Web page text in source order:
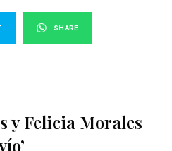
SHARE
y Felicia Morales